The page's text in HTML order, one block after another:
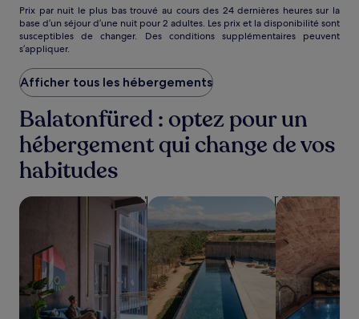
190 €
Prix
par
nuit
le
plus
bas
trouvé
au
cours
des
24 dernières
heures
la
d’une
pour
2 adultes.
Prix par nuit le plus bas trouvé au cours des 24 dernières heures sur la
base d’un séjour d’une nuit pour 2 adultes. Les prix et la disponibilité sont
susceptibles de changer. Des conditions supplémentaires peuvent
s’appliquer.
Afficher tous les hébergements
Balatonfüred : optez pour un
hébergement qui change de vos
habitudes
Rechercher des hébergements acceptant les animaux de
Rechercher des hébergements avec
Rechercher